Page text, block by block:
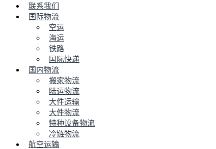
联系我们
国际物流
空运
海运
铁路
国际快递
国内物流
搬家物流
陆运物流
大件运输
大件物流
特种设备物流
冷链物流
航空运输